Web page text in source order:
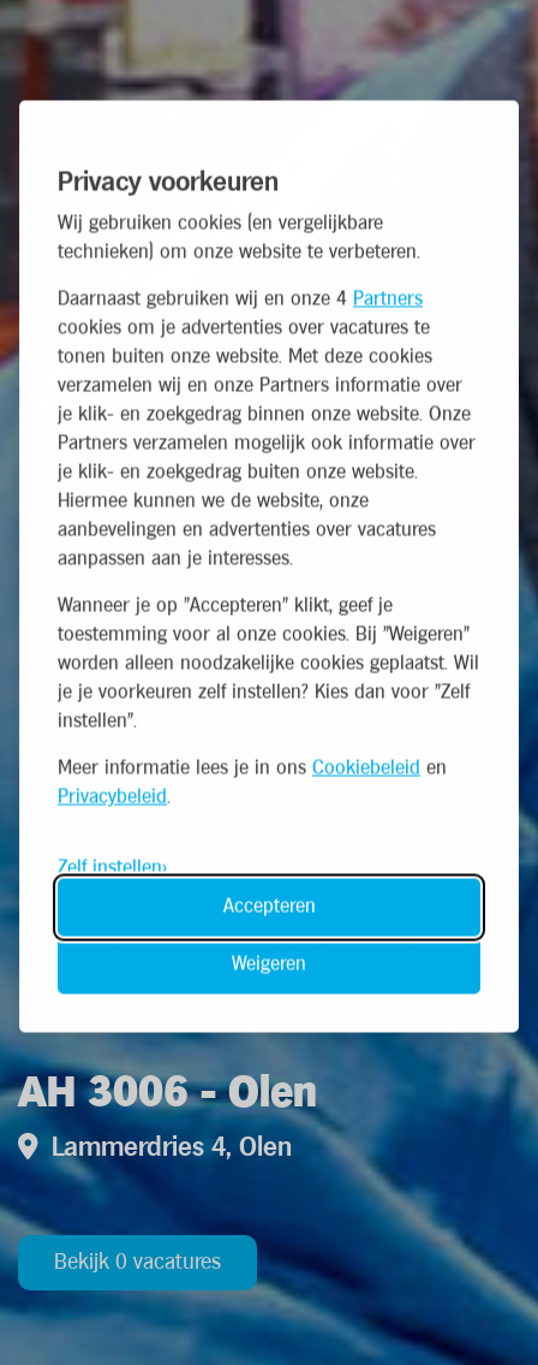
Privacy voorkeuren
Wij gebruiken cookies (en vergelijkbare
technieken) om onze website te verbeteren.
Daarnaast gebruiken wij en onze 4 Partners
cookies om je advertenties over vacatures te
tonen buiten onze website. Met deze cookies
verzamelen wij en onze Partners informatie over
je klik- en zoekgedrag binnen onze website. Onze
Partners verzamelen mogelijk ook informatie over
je klik- en zoekgedrag buiten onze website.
Hiermee kunnen we de website, onze
aanbevelingen en advertenties over vacatures
aanpassen aan je interesses.
Wanneer je op "Accepteren" klikt, geef je
toestemming voor al onze cookies. Bij "Weigeren"
worden alleen noodzakelijke cookies geplaatst. Wil
je je voorkeuren zelf instellen? Kies dan voor "Zelf
instellen".
Meer informatie lees je in ons Cookiebeleid en
Privacybeleid.
Zelf instellen
Weigeren
Accepteren
AH 3006 - Olen
Lammerdries 4, Olen
Bekijk 0 vacatures